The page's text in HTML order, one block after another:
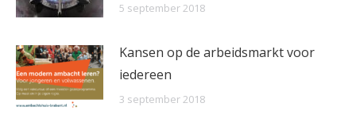
5 september 2018
Kansen op de arbeidsmarkt voor
iedereen
3 september 2018